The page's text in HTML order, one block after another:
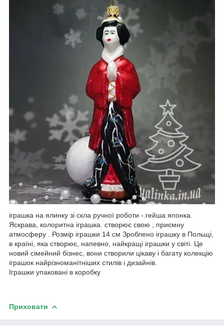
іграшка на ялинку зі скла ручної роботи -.гейша японка.
Яскрава, колоритна іграшка. створює свою , приємну
атмосферу . Розмір іграшки 14 см Зроблено іграшку в Польщі,
в країні, яка створює, напевно, найкращі іграшки у світі. Це
новий сімейний бізнес, вони створили цікаву і багату колекцію
іграшок найрізноманітніших стилів і дизайнів.
Іграшки упаковані в коробку
Приховати